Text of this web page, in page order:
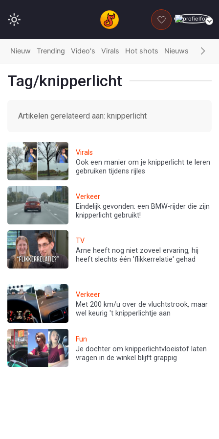
DONEER
Nieuw Trending Video's Virals Hot shots Nieuws Fails
Tag/knipperlicht
Artikelen gerelateerd aan: knipperlicht
Virals
Ook een manier om je knipperlicht te leren
gebruiken tijdens rijles
Verkeer
Eindelijk gevonden: een BMW-rijder die zijn
knipperlicht gebruikt!
TV
Arne heeft nog niet zoveel ervaring, hij
heeft slechts één 'flikkerrelatie' gehad
Verkeer
Met 200 km/u over de vluchtstrook, maar
wel keurig 't knipperlichtje aan
Fun
Je dochter om knipperlichtvloeistof laten
vragen in de winkel blijft grappig